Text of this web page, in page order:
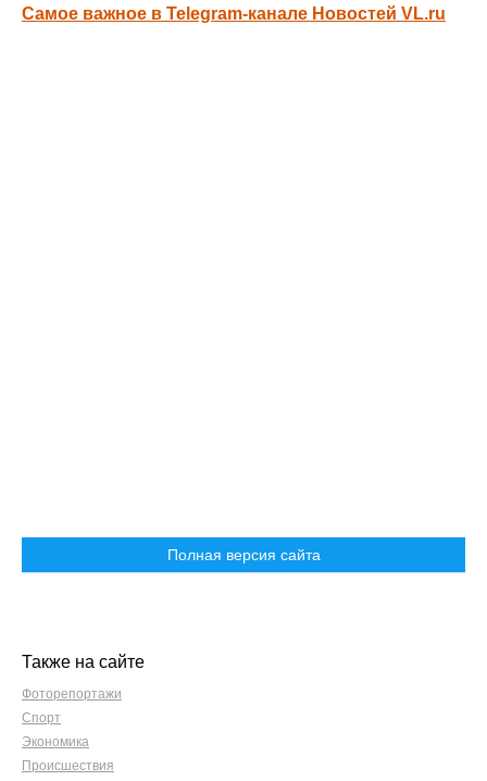
Самое важное в Telegram-канале Новостей VL.ru
Полная версия сайта
Также на сайте
Фоторепортажи
Спорт
Экономика
Происшествия